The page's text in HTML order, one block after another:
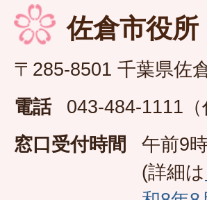
佐倉市役所
〒285-8501 千葉県佐
電話
043-484-1111（
窓口受付時間
午前9
(詳細は